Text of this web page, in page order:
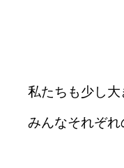
私たちも少し大
みんなそれぞ